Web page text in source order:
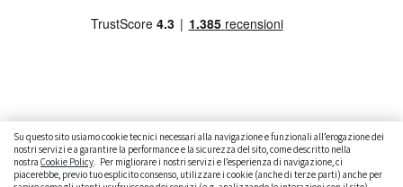
Su questo sito usiamo cookie tecnici necessari alla navigazione e funzionali all’erogazione dei
nostri servizi e a garantire la performance e la sicurezza del sito, come descritto nella
nostra Cookie Policy. Per migliorare i nostri servizi e l’esperienza di navigazione, ci
piacerebbe, previo tuo esplicito consenso, utilizzare i cookie (anche di terze parti) anche per
CAMBIARE AUTO GUIDA ALL’ACQUISTO